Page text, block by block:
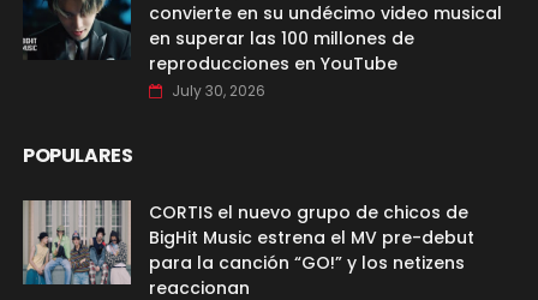
convierte en su undécimo video musical
en superar las 100 millones de
reproducciones en YouTube
July 30, 2026
POPULARES
CORTIS el nuevo grupo de chicos de
BigHit Music estrena el MV pre-debut
para la canción “GO!” y los netizens
reaccionan